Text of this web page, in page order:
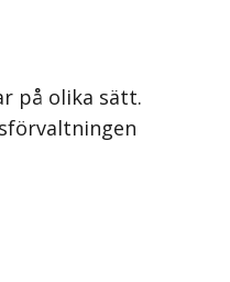
på olika sätt.